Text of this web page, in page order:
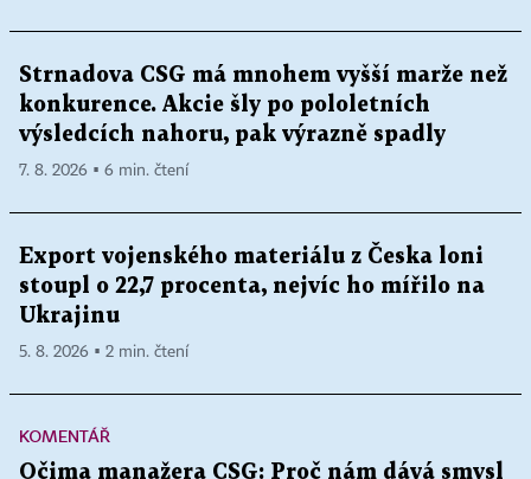
Strnadova CSG má mnohem vyšší marže než
konkurence. Akcie šly po pololetních
výsledcích nahoru, pak výrazně spadly
7. 8. 2026 ▪ 6 min. čtení
Export vojenského materiálu z Česka loni
stoupl o 22,7 procenta, nejvíc ho mířilo na
Ukrajinu
5. 8. 2026 ▪ 2 min. čtení
KOMENTÁŘ
Očima manažera CSG: Proč nám dává smysl